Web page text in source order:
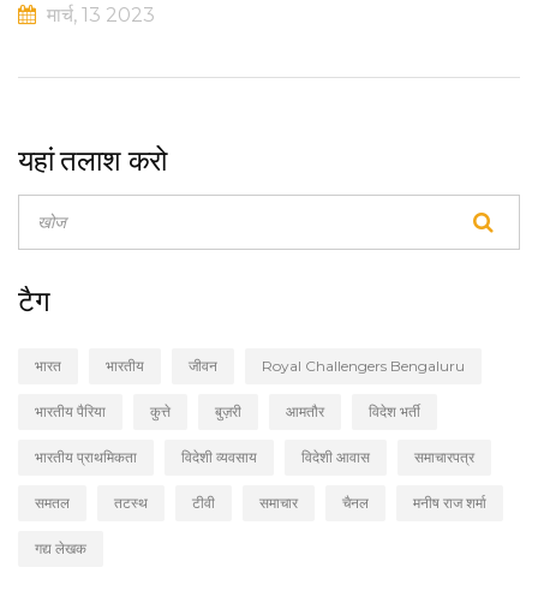
प्राप्त करने के लिए रोजगार कार्ड भी आवंटित करना होगा और विदेशी देशों के
मार्च, 13 2023
यहां तलाश करो
टैग
भारत भारतीय जीवन Royal Challengers Bengaluru
भारतीय पैरिया कुत्ते बुज़री आमतौर विदेश भर्ती
भारतीय प्राथमिकता विदेशी व्यवसाय विदेशी आवास समाचारपत्र
समतल तटस्थ टीवी समाचार चैनल मनीष राज शर्मा
गद्य लेखक